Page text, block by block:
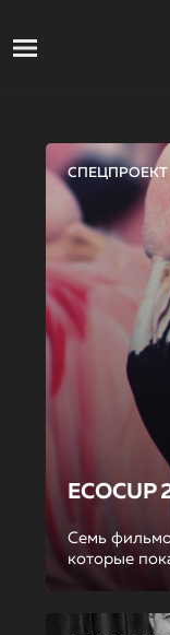
СПЕЦПРОЕКТ
ECOCUP
Семь
которые